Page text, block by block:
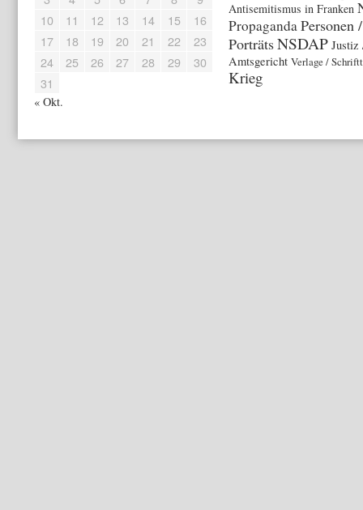
10
11 12 13 14 15
16
17
18 19 20 21 22
23
24
25 26 27 28 29
30
31
« Okt.
Antisemitismus in Franken
Propaganda Personen /
PorträtsNSDAP Justiz
Amtsgericht Verlage /
Krieg